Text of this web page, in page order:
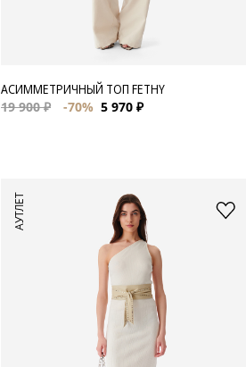
АСИММЕТРИЧНЫЙ ТОП FETHY
19 900 ₽
-70% 5 970 ₽
АУТЛЕТ